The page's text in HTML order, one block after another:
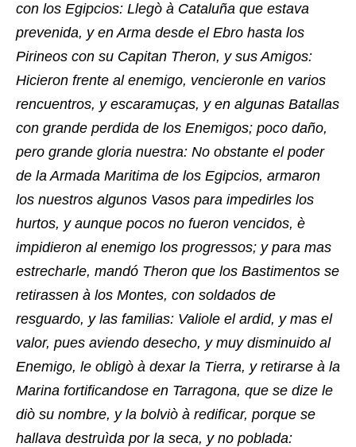
con los Egipcios: Llegò à Cataluña que estava
prevenida, y en Arma desde el Ebro hasta los
Pirineos con su Capitan Theron, y sus Amigos:
Hicieron frente al enemigo, vencieronle en varios
rencuentros, y escaramuças, y en algunas Batallas
con grande perdida de los Enemigos; poco daño,
pero grande gloria nuestra: No obstante el poder
de la Armada Maritima de los Egipcios, armaron
los nuestros algunos Vasos para impedirles los
hurtos, y aunque pocos no fueron vencidos, è
impidieron al enemigo los progressos; y para mas
estrecharle, mandó Theron que los Bastimentos se
retirassen à los Montes, con soldados de
resguardo, y las familias: Valiole el ardid, y mas el
valor, pues aviendo desecho, y muy disminuido al
Enemigo, le obligò à dexar la Tierra, y retirarse à la
Marina fortificandose en Tarragona, que se dize le
diò su nombre, y la bolviò à redificar, porque se
hallava destruìda por la seca, y no poblada: